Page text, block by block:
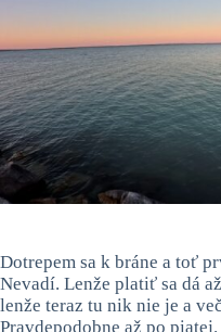
Dotrepem sa k bráne a toť
Nevadí. Lenže platiť sa dá
lenže teraz tu nik nie je a
Pravdepodobne až po